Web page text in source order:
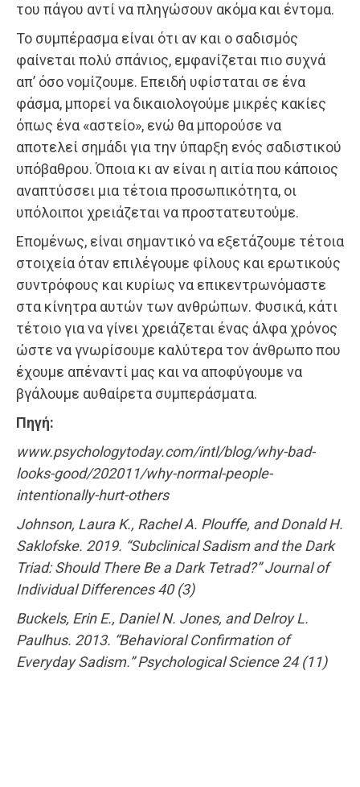
του πάγου αντί να πληγώσουν ακόμα και έντομα.
Το συμπέρασμα είναι ότι αν και ο σαδισμός
φαίνεται πολύ σπάνιος, εμφανίζεται πιο συχνά
απ’ όσο νομίζουμε. Επειδή υφίσταται σε ένα
φάσμα, μπορεί να δικαιολογούμε μικρές κακίες
όπως ένα «αστείο», ενώ θα μπορούσε να
αποτελεί σημάδι για την ύπαρξη ενός σαδιστικού
υπόβαθρου. Όποια κι αν είναι η αιτία που κάποιος
αναπτύσσει μια τέτοια προσωπικότητα, οι
υπόλοιποι χρειάζεται να προστατευτούμε.
Επομένως, είναι σημαντικό να εξετάζουμε τέτοια
στοιχεία όταν επιλέγουμε φίλους και ερωτικούς
συντρόφους και κυρίως να επικεντρωνόμαστε
στα κίνητρα αυτών των ανθρώπων. Φυσικά, κάτι
τέτοιο για να γίνει χρειάζεται ένας άλφα χρόνος
ώστε να γνωρίσουμε καλύτερα τον άνθρωπο που
έχουμε απέναντί μας και να αποφύγουμε να
βγάλουμε αυθαίρετα συμπεράσματα.
Πηγή:
www.psychologytoday.com/intl/blog/why-bad-
looks-good/202011/why-normal-people-
intentionally-hurt-others
Johnson, Laura K., Rachel A. Plouffe, and Donald H.
Saklofske. 2019. “Subclinical Sadism and the Dark
Triad: Should There Be a Dark Tetrad?” Journal of
Individual Differences 40 (3)
Buckels, Erin E., Daniel N. Jones, and Delroy L.
Paulhus. 2013. “Behavioral Confirmation of
Everyday Sadism.” Psychological Science 24 (11)